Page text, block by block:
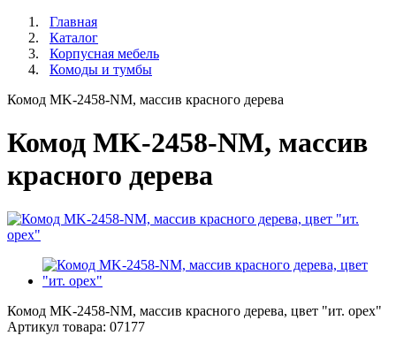
Главная
Каталог
Корпусная мебель
Комоды и тумбы
Комод MK-2458-NM, массив красного дерева
Комод MK-2458-NM, массив
красного дерева
Комод MK-2458-NM, массив красного дерева, цвет "ит. орех"
Артикул товара: 07177